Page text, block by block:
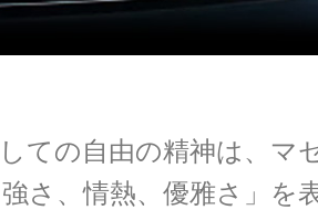
ての自由の精神は、マ
、情熱、優雅さ」を